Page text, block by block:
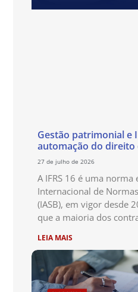
Gestão patrimonial e
automação do direito
27 de julho de 2026
A IFRS 16 é uma
Internacional de
(IASB), em vigor desde
que a maioria dos
LEIA MAIS